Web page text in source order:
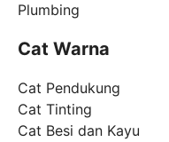
Plumbing
Cat Warna
Cat Pendukung
Cat Tinting
Cat Besi dan Kayu